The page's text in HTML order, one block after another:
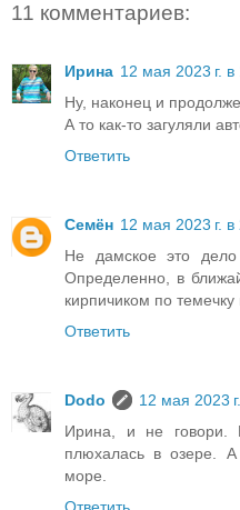
11 комментариев:
Ирина 12 мая 2023 г. в
Ну, наконец и
А то как-то загуляли
Ответить
Семён 12 мая 2023 г. в
Не дамское это дело
Определенно, в
кирпичиком по темечку
Ответить
Dodo
12 мая 2023
Ирина, и не говори.
плюхалась в озере.
море.
Ответить